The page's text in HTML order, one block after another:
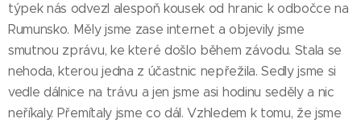
týpek nás odvezl alespoň kousek od hranic k odbočce na
Rumunsko. Měly jsme zase internet a objevily jsme
smutnou zprávu, ke které došlo během závodu. Stala se
nehoda, kterou jedna z účastnic nepřežila. Sedly jsme si
vedle dálnice na trávu a jen jsme asi hodinu seděly a nic
neříkaly. Přemítaly jsme co dál. Vzhledem k tomu, že jsme